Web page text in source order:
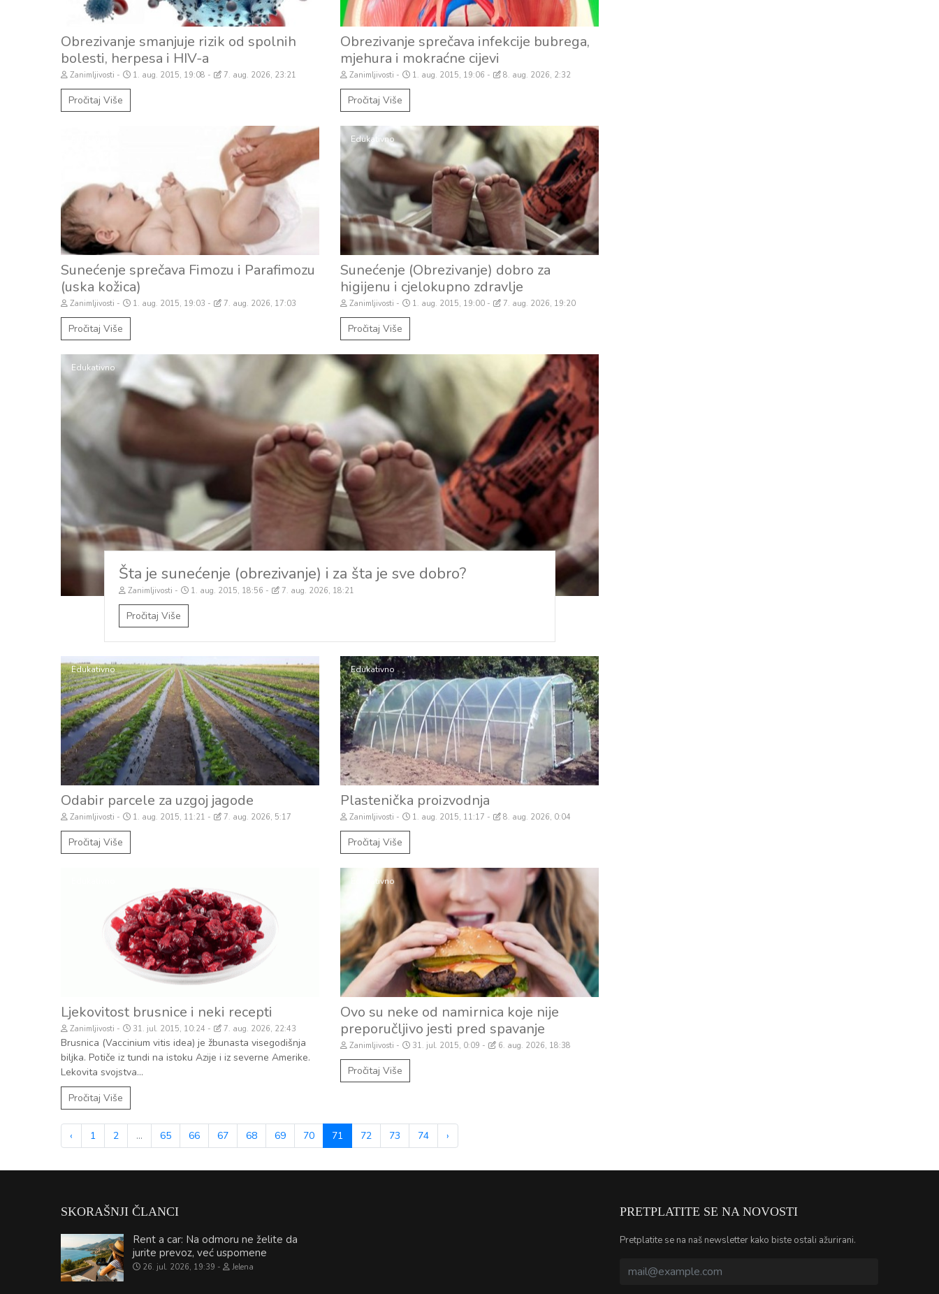
Obrezivanje smanjuje rizik od spolnih
bolesti, herpesa i HIV-a
Zanimljivosti 1. aug. 2015, 19:08 7. aug. 2026, 23:21
Pročitaj Više
Obrezivanje sprečava infekcije bubrega,
mjehura i mokraćne cijevi
Zanimljivosti 1. aug. 2015, 19:06 8. aug. 2026, 2:32
Pročitaj Više
Sunećenje sprečava Fimozu i Parafimozu
(uska kožica)
Zanimljivosti 1. aug. 2015, 19:03 7. aug. 2026, 17:03
Pročitaj Više
Edukativno
Sunećenje (Obrezivanje) dobro za
higijenu i cjelokupno zdravlje
Zanimljivosti 1. aug. 2015, 19:00 7. aug. 2026, 19:20
Pročitaj Više
Edukativno
Šta je sunećenje (obrezivanje) i za šta je sve dobro?
Zanimljivosti 1. aug. 2015, 18:56 7. aug. 2026, 18:21
Pročitaj Više
Edukativno
Odabir parcele za uzgoj jagode
Zanimljivosti 1. aug. 2015, 11:21 7. aug. 2026, 5:17
Pročitaj Više
Edukativno
Plastenička proizvodnja
Zanimljivosti 1. aug. 2015, 11:17 8. aug. 2026, 0:04
Pročitaj Više
Ljekovitost brusnice i neki recepti
Zanimljivosti 31. jul. 2015, 10:24 7. aug. 2026, 22:43
Brusnica (Vaccinium vitis idea) je žbunasta visegodišnja
biljka. Potiče iz tundi na istoku Azije i iz severne Amerike.
Lekovita svojstva...
Pročitaj Više
Edukativno
Ovo su neke od namirnica koje nije
preporučljivo jesti pred spavanje
Zanimljivosti 31. jul. 2015, 0:09 6. aug. 2026, 18:38
Pročitaj Više
‹ 1 2 ... 65 66 67 68 69 70 71 72 73 74 ›
SKORAŠNJI ČLANCI
Rent a car: Na odmoru ne želite da
jurite prevoz, već uspomene
26. jul. 2026, 19:39 Jelena
PRETPLATITE SE NA NOVOSTI
Pretplatite se na naš newsletter kako biste ostali ažurirani.